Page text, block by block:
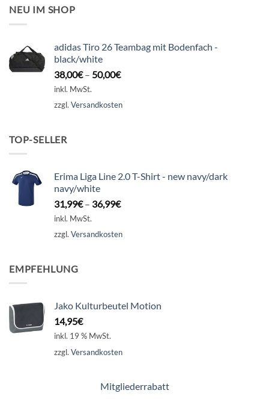
NEU IM SHOP
adidas Tiro 26 Teambag mit Bodenfach -
black/white
38,00€– 50,00€
inkl. MwSt.
zzgl. Versandkosten
TOP-SELLER
Erima Liga Line 2.0 T-Shirt - new navy/dark
navy/white
31,99€– 36,99€
inkl. MwSt.
zzgl. Versandkosten
EMPFEHLUNG
Jako Kulturbeutel Motion
14,95€
inkl. 19 % MwSt.
zzgl. Versandkosten
Mitgliederrabatt